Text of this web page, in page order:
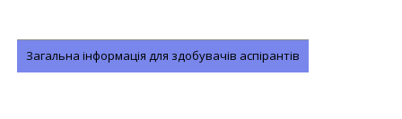
Загальна інформація для здобувачів аспірантів